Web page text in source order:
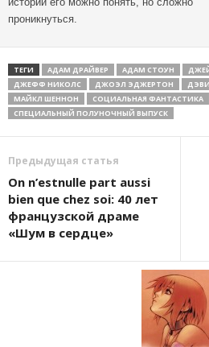
проникнуться.
ТЕГИ АДАМ ДРАЙВЕР АДАМ СТОУН
ДЖЕФФ НИКОЛС
ДЖОЭЛ ЭДЖЕРТОН
МАЙКЛ ШЕННОН
СОЦИАЛЬНАЯ ФАНТАСТИКА
СПЕЦИАЛЬНЫЙ ПОЛУНОЧНЫЙ ВЫПУСК
Предыдущая статья
On n’estnulle part aussi
bien que chez soi: 40 лет
французской драме
«Шум в сердце»